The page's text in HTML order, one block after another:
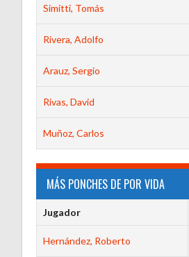
Simitti, Tomás
Rivera, Adolfo
Arauz, Sergio
Rivas, David
Muñoz, Carlos
MÁS PONCHES DE POR VIDA
Jugador
Hernández, Roberto